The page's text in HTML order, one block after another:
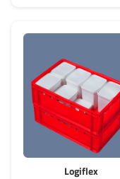
Logiflex